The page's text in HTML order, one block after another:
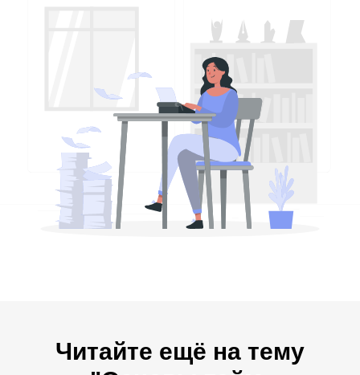
Читайте ещё на тему